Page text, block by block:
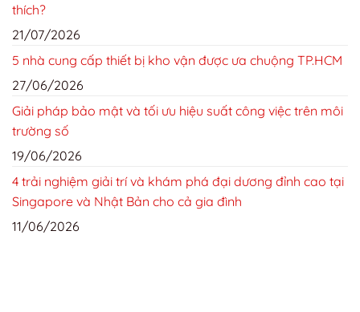
thích?
21/07/2026
5 nhà cung cấp thiết bị kho vận được ưa chuộng TP.HCM
27/06/2026
Giải pháp bảo mật và tối ưu hiệu suất công việc trên môi
trường số
19/06/2026
4 trải nghiệm giải trí và khám phá đại dương đỉnh cao tại
Singapore và Nhật Bản cho cả gia đình
11/06/2026